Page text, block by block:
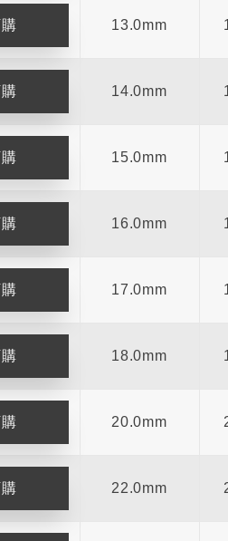
13.0mm
14.0mm
15.0mm
16.0mm
17.0mm
18.0mm
20.0mm
22.0mm